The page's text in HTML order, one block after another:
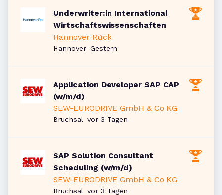
Underwriter:in International
Wirtschaftswissenschaften
Hannover Rück
Hannover Veröffentlicht
Gestern
Application Developer SAP CAP
(w/m/d)
SEW-EURODRIVE GmbH & Co KG
Bruchsal Veröffentlicht
vor 3 Tagen
SAP Solution Consultant
Scheduling (w/m/d)
SEW-EURODRIVE GmbH & Co KG
Bruchsal Veröffentlicht
vor 3 Tagen